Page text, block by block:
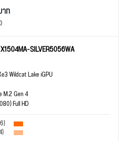
ท
SILVER5056WA
Wildcat Lake iGPU
M.2 Gen 4
Full HD